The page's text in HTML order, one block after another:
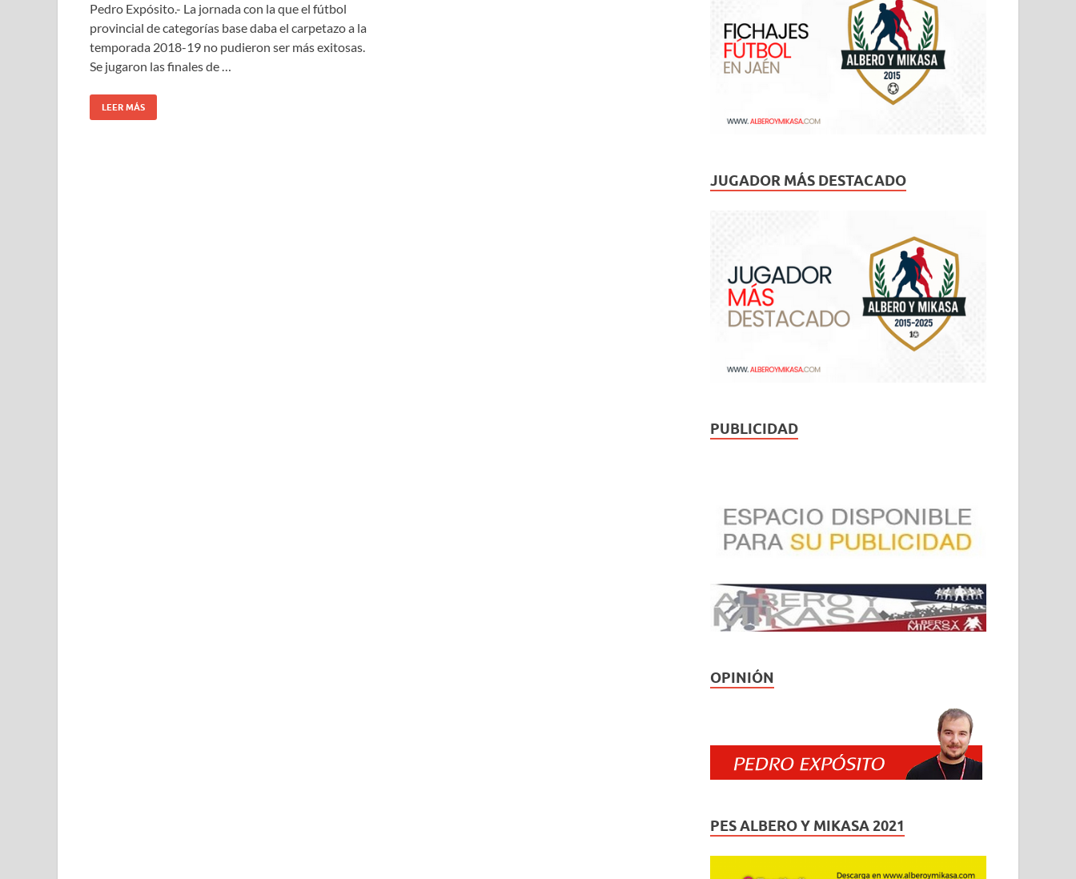
Pedro Expósito.- La jornada con la que el fútbol
provincial de categorías base daba el carpetazo a la
temporada 2018-19 no pudieron ser más exitosas.
Se jugaron las finales de …
LEER MÁS
JUGADOR MÁS DESTACADO
PUBLICIDAD
OPINIÓN
PES ALBERO Y MIKASA 2021